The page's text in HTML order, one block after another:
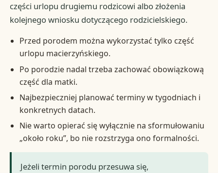
części urlopu drugiemu rodzicowi albo złożenia
kolejnego wniosku dotyczącego rodzicielskiego.
Przed porodem można wykorzystać tylko część
urlopu macierzyńskiego.
Po porodzie nadal trzeba zachować obowiązkową
część dla matki.
Najbezpieczniej planować terminy w tygodniach i
konkretnych datach.
Nie warto opierać się wyłącznie na sformułowaniu
„około roku”, bo nie rozstrzyga ono formalności.
Jeżeli termin porodu przesuwa się,